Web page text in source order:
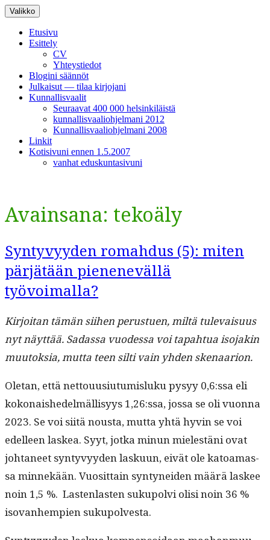
Siirry
sisältöön
Valikko
Etusivu
Esittely
CV
Yhteystiedot
Blogini säännöt
Julkaisut — tilaa kirjojani
Kunnallisvaalit
Seuraavat 400 000 helsinkiläistä
kunnallisvaaliohjelmani 2012
Kunnallisvaaliohjelmani 2008
Linkit
Kotisivuni ennen 1.5.2007
vanhat eduskuntasivuni
Avainsana: tekoäly
Syntyvyyden romahdus (5): miten
pärjätään pienenevällä
työvoimalla?
Kir­joi­tan tämän siihen perustuen, miltä tule­vaisu­us
nyt näyt­tää. Sadas­sa vuodessa voi tapah­tua iso­jakin
muu­tok­sia, mut­ta teen silti vain yhden skenaarion.
Ole­tan, että net­tou­u­si­u­tu­mis­luku pysyy 0,6:ssa eli
kokon­aishedelmäl­lisyys 1,26:ssa, jos­sa se oli vuon­na
2023. Se voi siitä nous­ta, mut­ta yhtä hyvin se voi
edelleen laskea. Syyt, jot­ka min­un mielestäni ovat
johta­neet syn­tyvyy­den lasku­un, eivät ole katoa­mas­
sa min­nekään. Vuosit­tain syn­tynei­den määrä las­kee
noin 1,5 %. Las­ten­las­ten sukupolvi olisi noin 36 %
iso­van­hempi­en sukupolvesta.